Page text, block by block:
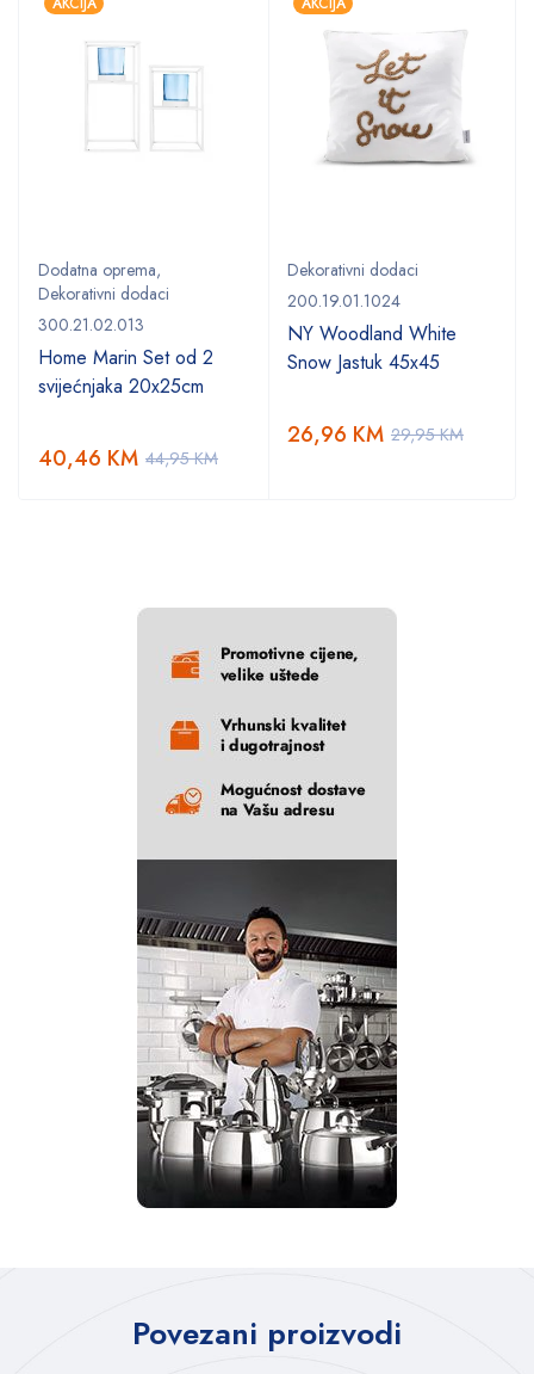
Dodatna oprema,
Dekorativni dodaci
300.21.02.013
Home Marin Set od 2
svijećnjaka 20x25cm
44,95KM
40,46 KM
Dekorativni dodaci
200.19.01.1024
NY Woodland White
Snow Jastuk 45x45
29,95KM
26,96 KM
Povezani proizvodi